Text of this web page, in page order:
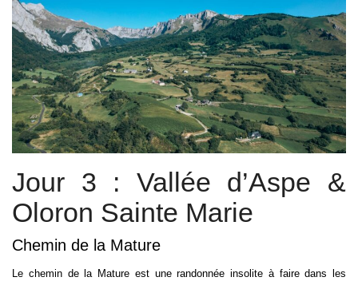
Jour 3 : Vallée d’Aspe &
Oloron Sainte Marie
Chemin de la Mature
Le chemin de la Mature est une randonnée insolite à faire dans les